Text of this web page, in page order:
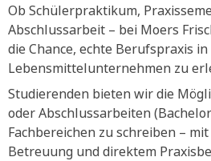
Ob Schülerpraktikum,
Abschlussarbeit – bei Moers
die Chance, echte Berufspraxis
Lebensmittelunternehmen zu
Studierenden bieten wir die
oder Abschlussarbeiten
Fachbereichen zu schreiben –
Betreuung und direktem